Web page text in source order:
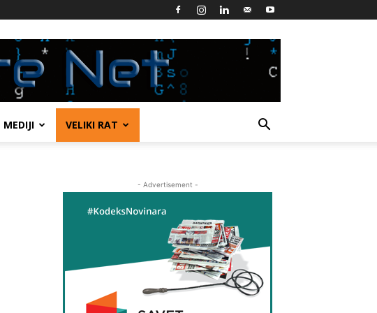
MEDIJI VELIKI RAT
- Advertisement -